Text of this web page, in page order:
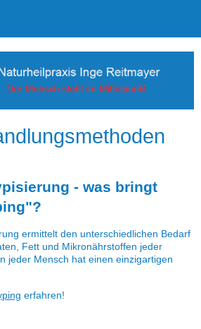
- was bringt
ermittelt den unterschiedlichen Bedarf
Fett und Mikronährstoffen jeder
jeder Mensch hat einen einzigartigen
erfahren!